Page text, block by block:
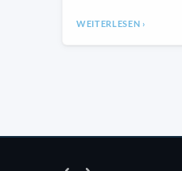
WEITERLESEN ›